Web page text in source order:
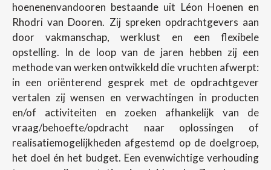
hoenenenvandooren bestaande uit Léon Hoenen en
Rhodri van Dooren. Zij spreken opdrachtgevers aan
door vakmanschap, werklust en een flexibele
opstelling. In de loop van de jaren hebben zij een
methode van werken ontwikkeld die vruchten afwerpt:
in een oriënterend gesprek met de opdrachtgever
vertalen zij wensen en verwachtingen in producten
en/of activiteiten en zoeken afhankelijk van de
vraag/behoefte/opdracht naar oplossingen of
realisatiemogelijkheden afgestemd op de doelgroep,
het doel én het budget. Een evenwichtige verhouding